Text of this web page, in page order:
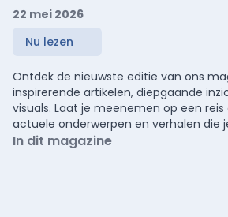
22 mei 2026
Nu lezen
Ontdek de nieuwste editie van ons
inspirerende artikelen, diepgaande
visuals. Laat je meenemen op een
actuele onderwerpen en verhalen die
In dit magazine